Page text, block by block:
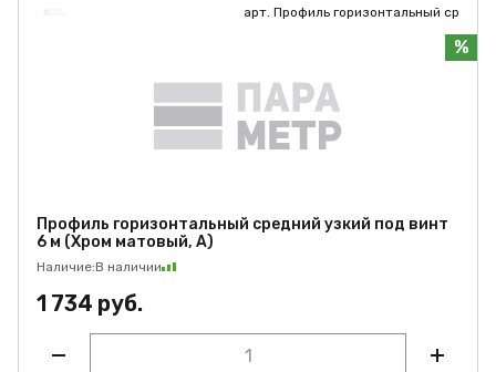
арт. Профиль горизонтальный ср
%
Профиль горизонтальный средний узкий под винт
6 м (Хром матовый, А)
Наличие:В наличии
1 734 руб.